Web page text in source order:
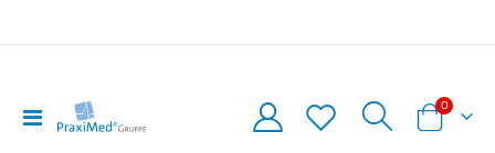
Navigation
umschalten
Warenkorb
0Artikel